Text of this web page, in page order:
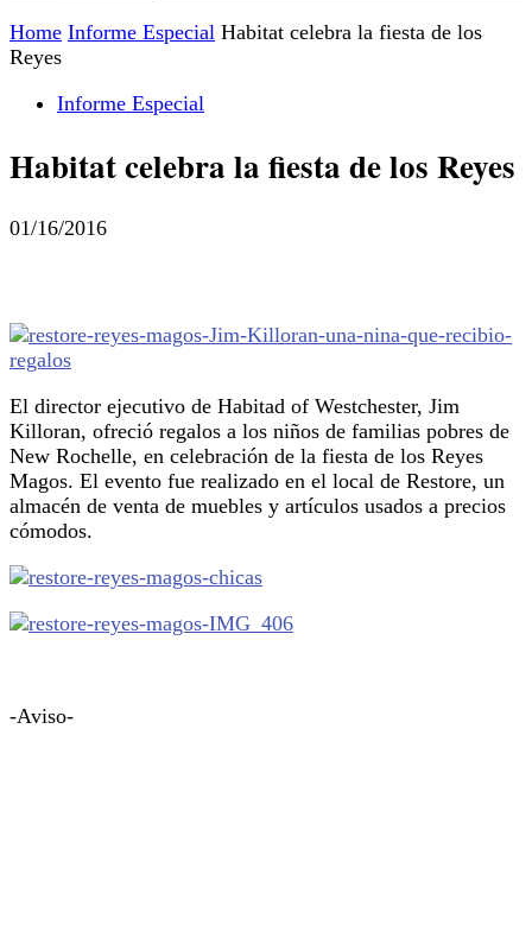
Home Informe Especial Habitat celebra la fiesta de los
Reyes
Informe Especial
Habitat celebra la fiesta de los Reyes
01/16/2016
El director ejecutivo de Habitad of Westchester, Jim
Killoran, ofreció regalos a los niños de familias pobres de
New Rochelle, en celebración de la fiesta de los Reyes
Magos. El evento fue realizado en el local de Restore, un
almacén de venta de muebles y artículos usados a precios
cómodos.
-Aviso-